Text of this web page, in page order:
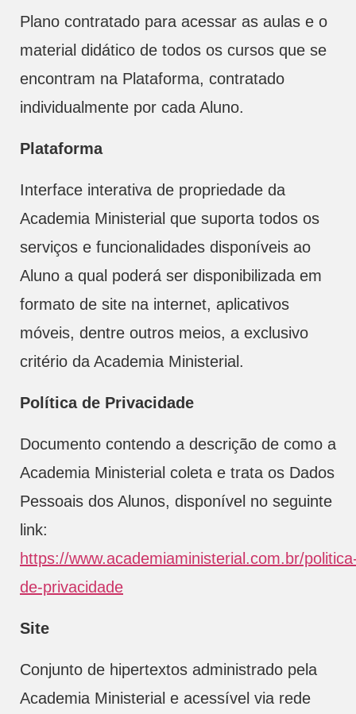
Plano contratado para acessar as aulas e o
material didático de todos os cursos que se
encontram na Plataforma, contratado
individualmente por cada Aluno.
Plataforma
Interface interativa de propriedade da
Academia Ministerial que suporta todos os
serviços e funcionalidades disponíveis ao
Aluno a qual poderá ser disponibilizada em
formato de site na internet, aplicativos
móveis, dentre outros meios, a exclusivo
critério da Academia Ministerial.
Política de Privacidade
Documento contendo a descrição de como a
Academia Ministerial coleta e trata os Dados
Pessoais dos Alunos, disponível no seguinte
link:
https://www.academiaministerial.com.br/
de-privacidade
Site
Conjunto de hipertextos administrado pela
Academia Ministerial e acessível via rede